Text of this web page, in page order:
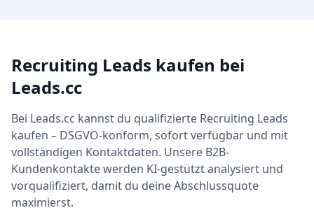
Recruiting Leads kaufen bei
Leads.cc
Bei Leads.cc kannst du qualifizierte Recruiting Leads
kaufen – DSGVO-konform, sofort verfügbar und mit
vollständigen Kontaktdaten. Unsere B2B-
Kundenkontakte werden KI-gestützt analysiert und
vorqualifiziert, damit du deine Abschlussquote
maximierst.